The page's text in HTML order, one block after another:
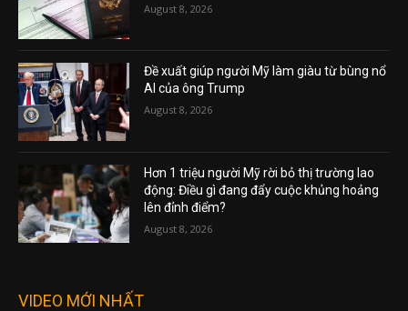
August 8, 2026
Đề xuất giúp người Mỹ làm giàu từ bùng nổ
AI của ông Trump
August 8, 2026
Hơn 1 triệu người Mỹ rời bỏ thị trường lao
động: Điều gì đang đẩy cuộc khủng hoảng
lên đỉnh điểm?
August 8, 2026
VIDEO MỚI NHẤT